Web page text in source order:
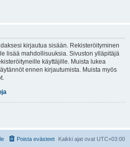
kirjautua sisään. Rekisteröityminen
lisää mahdollisuuksia. Sivuston ylläpitäjä
käyttäjille. Muista lukea
ennen kirjautumista. Muista myös
Kaikki ajat ovat UTC+03:00
Poista evästeet